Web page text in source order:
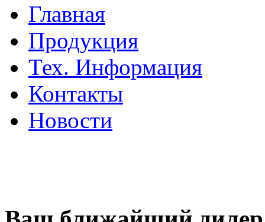
Главная
Продукция
Тех. Информация
Контакты
Новости